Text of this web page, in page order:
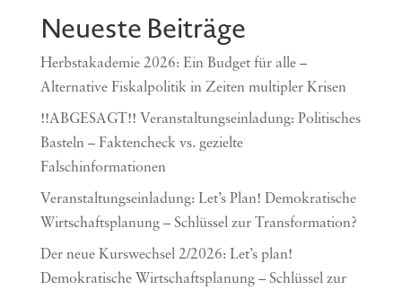
Neueste Beiträge
Herbstakademie 2026: Ein Budget für alle –
Alternative Fiskalpolitik in Zeiten multipler Krisen
!!ABGESAGT!! Veranstaltungseinladung: Politisches
Basteln – Faktencheck vs. gezielte
Falschinformationen
Veranstaltungseinladung: Let’s Plan! Demokratische
Wirtschaftsplanung – Schlüssel zur Transformation?
Der neue Kurswechsel 2/2026: Let’s plan!
Demokratische Wirtschaftsplanung – Schlüssel zur